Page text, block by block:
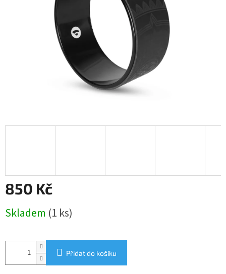
850 Kč
cena:
Skladem (1 ks)
Přidat do košíku